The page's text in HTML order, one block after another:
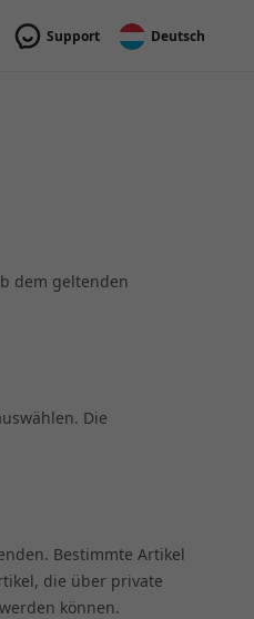
Support Deutsch
dem geltenden
Die
Bestimmte Artikel
die über private
können.